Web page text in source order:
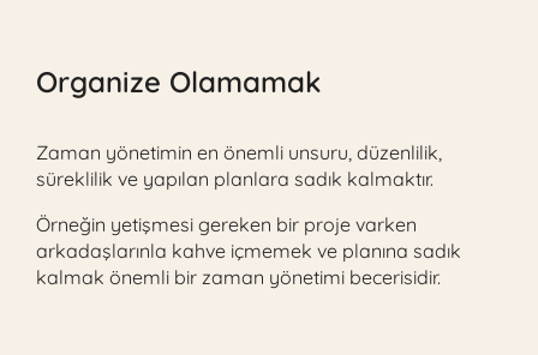
Organize Olamamak
Zaman yönetimin en önemli unsuru, düzenlilik,
süreklilik ve yapılan planlara sadık kalmaktır.
Örneğin yetişmesi gereken bir proje varken
arkadaşlarınla kahve içmemek ve planına sadık
kalmak önemli bir zaman yönetimi becerisidir.